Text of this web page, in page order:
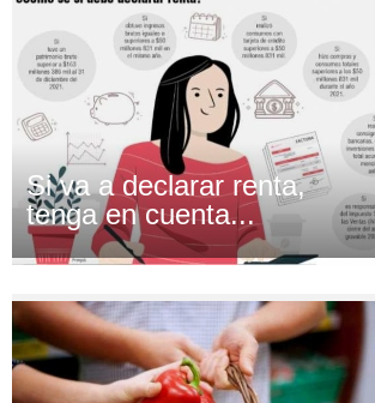
Si va a declarar renta,
tenga en cuenta...